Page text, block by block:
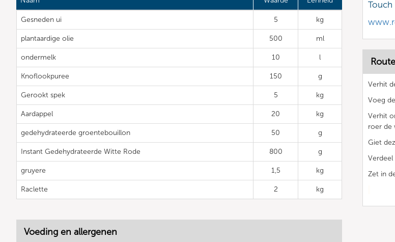
Gesneden ui 5 kg
plantaardige olie 500 ml
ondermelk 10 l
Knoflookpuree 150 g
Gerookt spek 5 kg
Aardappel 20 kg
gedehydrateerde groentebouillon 50 g
Instant Gedehydrateerde Witte Rode 800 g
gruyere 1,5 kg
Raclette 2 kg
Voeding en allergenen
Verhit
Voeg
Verhit
roer de
Giet
Zet in